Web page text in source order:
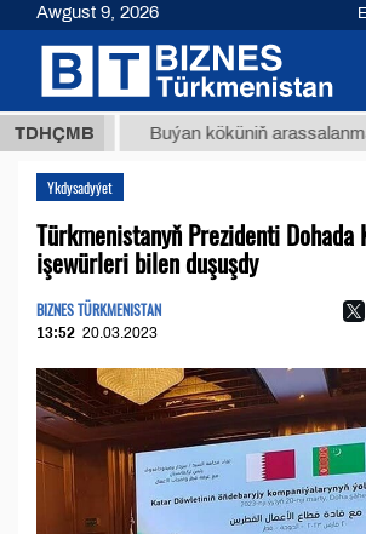
TDHÇMBBuýan köküniň arassalanmadyk
Ykdysadyýet
Türkmenistanyň Prezidenti Dohada
işewürleri bilen duşuşdy
BIZNES TÜRKMENISTAN
13:52 20.03.2023
Awgust 9, 2026